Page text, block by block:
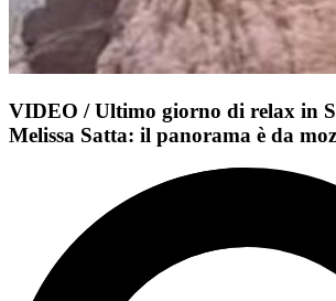
VIDEO / Ultimo giorno di relax in
Melissa Satta: il panorama è da